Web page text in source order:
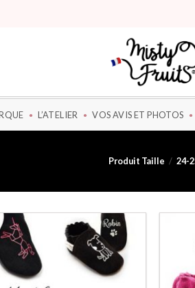
L’ATELIER VOS AVIS ET PHOTOS
Produit Taille / 24-